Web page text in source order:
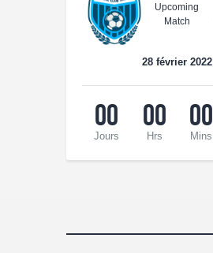
Upcoming
Match
28 février 2022
00
Jours
00
Hrs
00
Mins